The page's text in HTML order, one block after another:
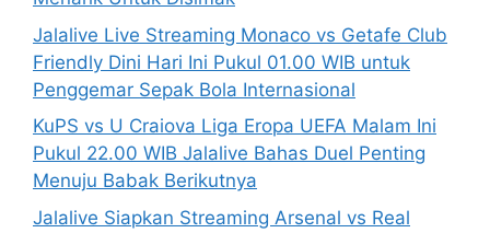
Jalalive Live Streaming Monaco vs Getafe Club
Friendly Dini Hari Ini Pukul 01.00 WIB untuk
Penggemar Sepak Bola Internasional
KuPS vs U Craiova Liga Eropa UEFA Malam Ini
Pukul 22.00 WIB Jalalive Bahas Duel Penting
Menuju Babak Berikutnya
Jalalive Siapkan Streaming Arsenal vs Real